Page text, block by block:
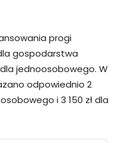
progi
gospodarstwa
jednoosobowego. W
odpowiednio 2
i 3 150 zł dla